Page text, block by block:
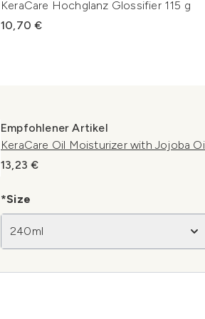
KeraCare Hochglanz Glossifier 115 g
10,70 €
Empfohlener Artikel
KeraCare Oil Moisturizer with Jojoba
13,23 €
*Size
240ml